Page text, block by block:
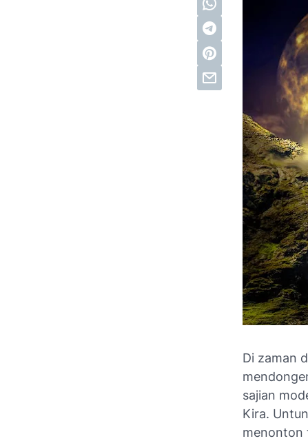
Di zaman
sajian
Kira.
menonton